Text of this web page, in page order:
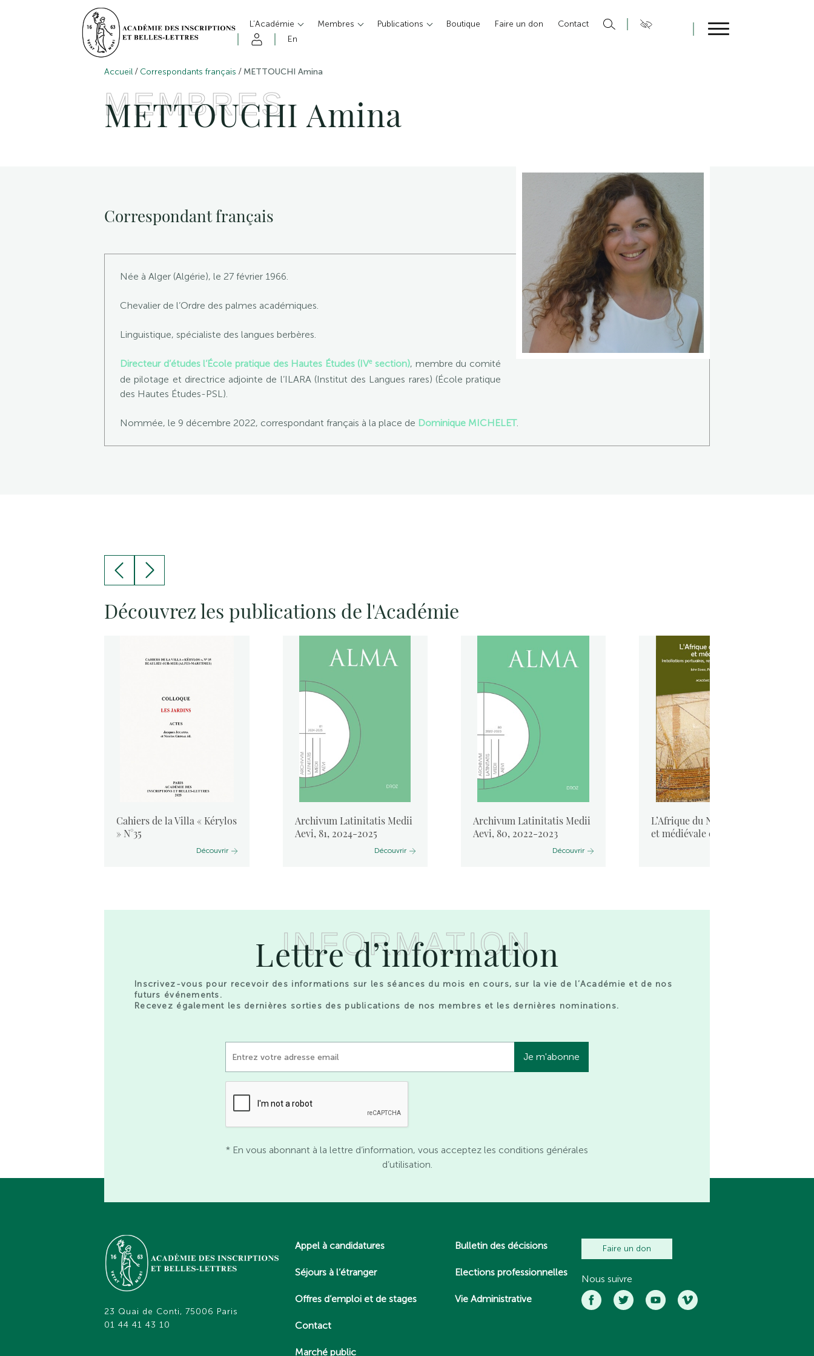
L’Académie Membres Publications Boutique Faire un don
Contact
En
Accueil / Correspondants français / METTOUCHI Amina
MEMBRES
METTOUCHI Amina
Correspondant français
Née à Alger (Algérie), le 27 février 1966.
Chevalier de l’Ordre des palmes académiques.
Linguistique, spécialiste des langues berbères.
Directeur d’études l’École pratique des Hautes Études (IVesection), membre du comité
de pilotage et directrice adjointe de l’ILARA (Institut des Langues rares) (École pratique
des Hautes Études-PSL).
Nommée, le 9 décembre 2022, correspondant français à la place de Dominique MICHELET.
Découvrez les publications de l'Académie
Cahiers de la Villa « Kérylos
» N°35
Découvrir
Archivum Latinitatis Medii
Aevi, 81, 2024-2025
Découvrir
Archivum Latinitatis Medii
Aevi, 80, 2022-2023
Découvrir
L’Afrique du Nord antique
et médiévale et la mer. ...
INFORMATION
Lettre d’information
Inscrivez-vous pour recevoir des informations sur les séances du mois en cours, sur la vie de l’Académie et de nos
futurs événements.
Recevez également les dernières sorties des publications de nos membres et les dernières nominations.
* En vous abonnant à la lettre d’information, vous acceptez les conditions générales
d’utilisation.
23 Quai de Conti, 75006 Paris
01 44 41 43 10
Appel à candidatures
Séjours à l’étranger
Offres d’emploi et de stages
Contact
Marché public
Bulletin des décisions
Elections professionnelles
Vie Administrative
Faire un don
Nous suivre